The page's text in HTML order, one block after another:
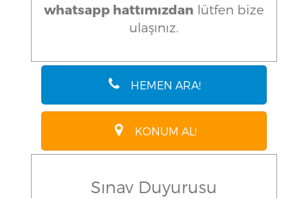
whatsapp hattımızdan lütfen bize
ulaşınız.
HEMEN ARA!
KONUM AL!
Sınav Duyurusu